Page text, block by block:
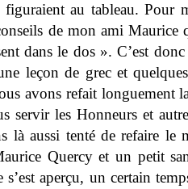
au tableau. Pour
de mon ami
dans le dos ».C’est
leçon de grec et
avons refait longuement
servir les Honneurs et
là aussi tenté de refaire le
Quercy et un petit
s’est aperçu, un certain